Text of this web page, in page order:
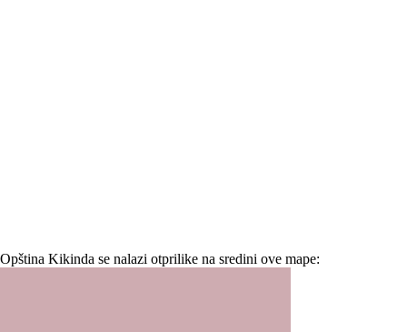
Opština Kikinda se nalazi otprilike na sredini ove mape: